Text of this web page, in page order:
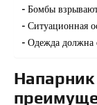
Бомбы
Ситуационная
Одежда должна